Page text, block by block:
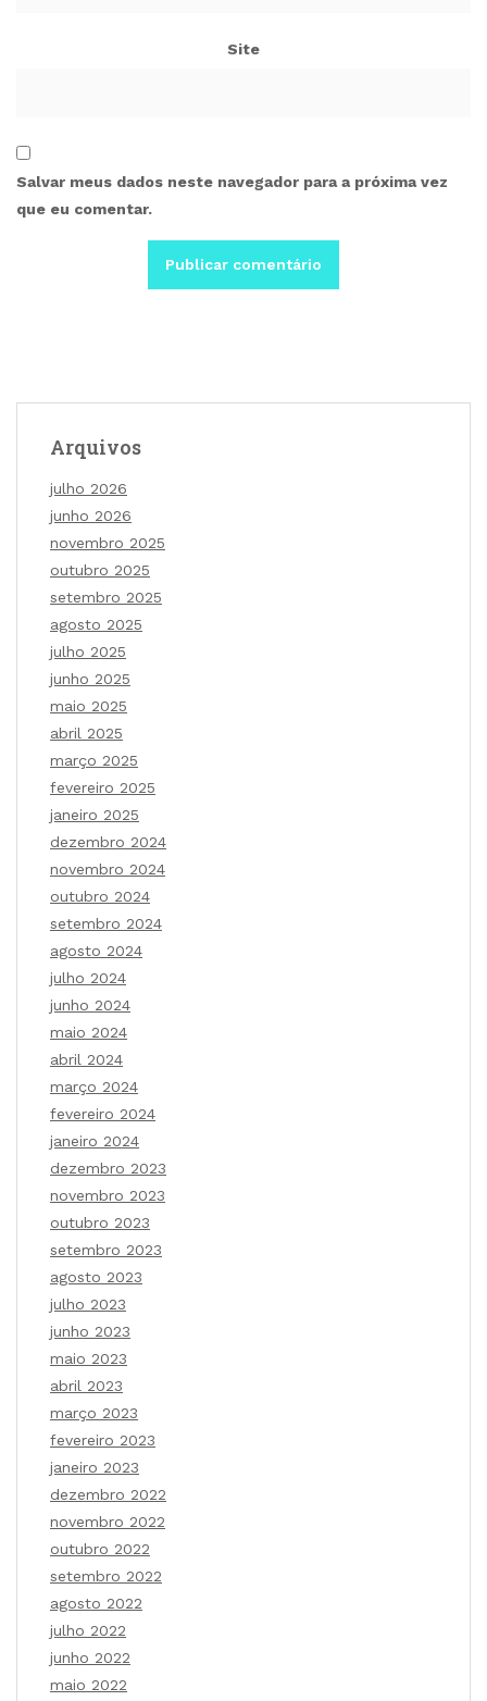
Site
Salvar meus dados neste navegador para a próxima vez
que eu comentar.
Arquivos
julho 2026
junho 2026
novembro 2025
outubro 2025
setembro 2025
agosto 2025
julho 2025
junho 2025
maio 2025
abril 2025
março 2025
fevereiro 2025
janeiro 2025
dezembro 2024
novembro 2024
outubro 2024
setembro 2024
agosto 2024
julho 2024
junho 2024
maio 2024
abril 2024
março 2024
fevereiro 2024
janeiro 2024
dezembro 2023
novembro 2023
outubro 2023
setembro 2023
agosto 2023
julho 2023
junho 2023
maio 2023
abril 2023
março 2023
fevereiro 2023
janeiro 2023
dezembro 2022
novembro 2022
outubro 2022
setembro 2022
agosto 2022
julho 2022
junho 2022
maio 2022